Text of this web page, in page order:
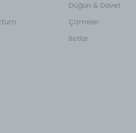
Düğün & Davet
Çizmeler
Botlar